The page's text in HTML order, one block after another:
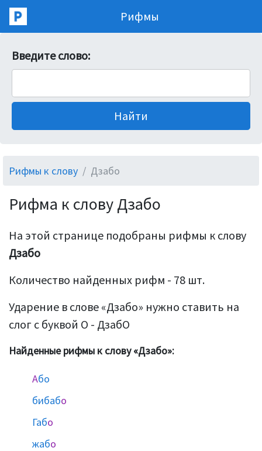
Рифмы
Введите слово:
Рифмы к слову Дзабо
Рифма к слову Дзабо
На этой странице подобраны рифмы к слову
Дзабо
Количество найденных рифм - 78 шт.
Ударение в слове «Дзабо» нужно ставить на
слог с буквой О - ДзабО
Найденные рифмы к слову «Дзабо»:
Або
бибабо
Габо
жабо